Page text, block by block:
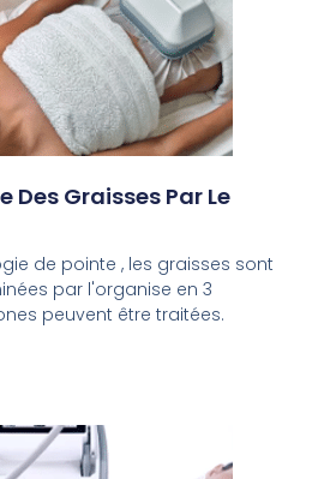
Des Graisses Par Le
de pointe , les graisses sont
par l'organise en 3
peuvent être traitées.